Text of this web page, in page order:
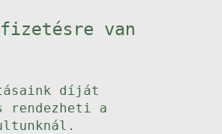
van
díját
rendezheti a